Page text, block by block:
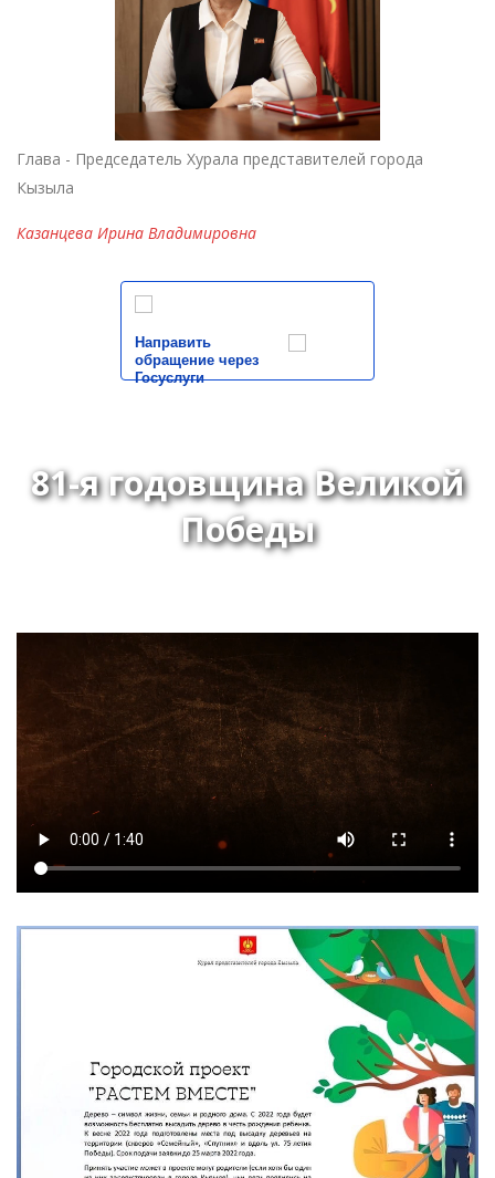
Глава - Председатель Хурала представителей города
Кызыла
Казанцева Ирина Владимировна
Направить
обращение через
Госуслуги
81-я годовщина Великой
Победы